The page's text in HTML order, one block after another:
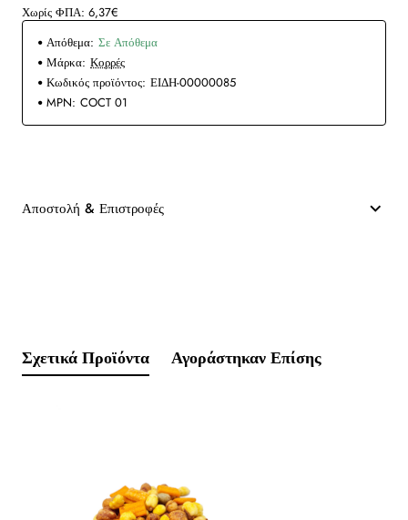
Χωρίς ΦΠΑ: 6,37€
Απόθεμα: Σε Απόθεμα
Μάρκα: Κορρές
Κωδικός προϊόντος: ΕΙΔΗ-00000085
MPN: COCT 01
Αποστολή & Επιστροφές
Σχετικά Προϊόντα Αγοράστηκαν Επίσης